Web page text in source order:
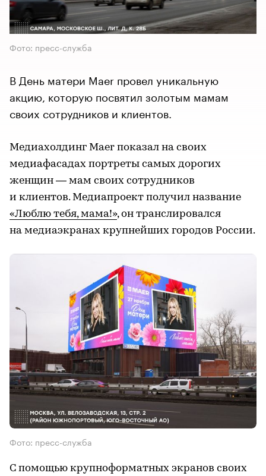
Фото: пресс-служба
В День матери Maer провел уникальную
акцию, которую посвятил золотым мамам
своих сотрудников и клиентов.
Медиахолдинг Maer показал на своих
медиафасадах портреты самых дорогих
женщин — мам своих сотрудников
и клиентов. Медиапроект получил название
«Люблю тебя, мама!», он транслировался
на медиаэкранах крупнейших городов России.
Фото: пресс-служба
С помощью крупноформатных экранов своих